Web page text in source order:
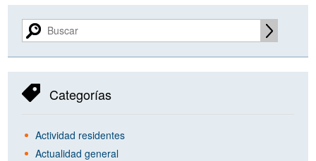
Categorías
Actividad residentes
Actualidad general